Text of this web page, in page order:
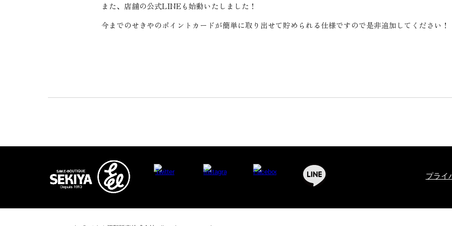
また、店舗の公式LINEも始動いたしました！
今までのせきやのポイントカードが簡単に取り出せて貯められる仕様ですので是非追加してください！
プライ